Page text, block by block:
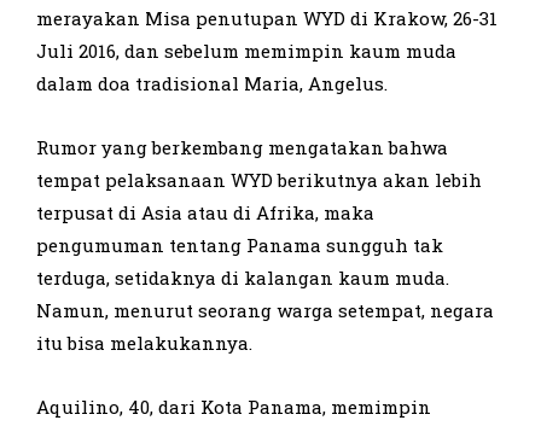
merayakan Misa penutupan WYD di Krakow, 26-31
Juli 2016, dan sebelum memimpin kaum muda
dalam doa tradisional Maria, Angelus.
Rumor yang berkembang mengatakan bahwa
tempat pelaksanaan WYD berikutnya akan lebih
terpusat di Asia atau di Afrika, maka
pengumuman tentang Panama sungguh tak
terduga, setidaknya di kalangan kaum muda.
Namun, menurut seorang warga setempat, negara
itu bisa melakukannya.
Aquilino, 40, dari Kota Panama, memimpin